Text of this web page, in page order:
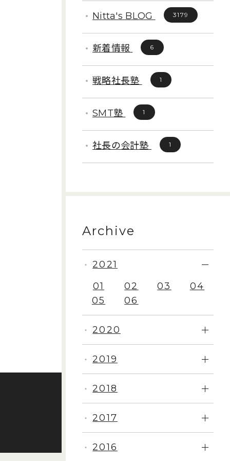
Nitta's BLOG 3179
新着情報 6
戦略社長塾 1
SMT塾 1
社長の会計塾 1
Archive
・ 2016
・ 2017
・ 2018
・ 2019
・ 2020
・
2021
01
02 03
04
05
06